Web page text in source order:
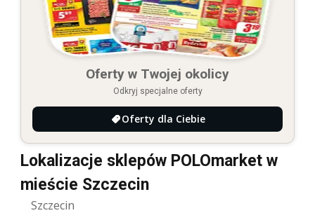
Oferty w Twojej okolicy
Odkryj specjalne oferty
Oferty dla Ciebie
Lokalizacje sklepów POLOmarket w
mieście Szczecin
Szczecin